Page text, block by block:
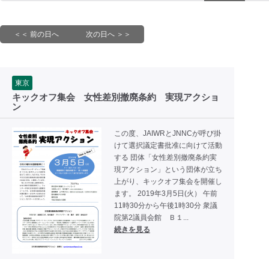
＜＜ 前の日へ 次の日へ ＞＞
東京
キックオフ集会 女性差別撤廃条約 実現アクショ
ン
この度、JAIWRとJNNCが呼び掛
けて選択議定書批准に向けて活動
する 団体「女性差別撤廃条約実
現アクション」という団体が立ち
上がり、キックオフ集会を開催し
ます。 2019年3月5日(火） 午前
11時30分から午後1時30分 衆議
院第2議員会館 Ｂ１...
続きを見る